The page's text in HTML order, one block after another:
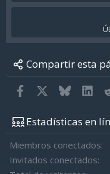
Compartir esta
Facebook Bluesky
Estadísticas en
Miembros conectados
Invitados conectados